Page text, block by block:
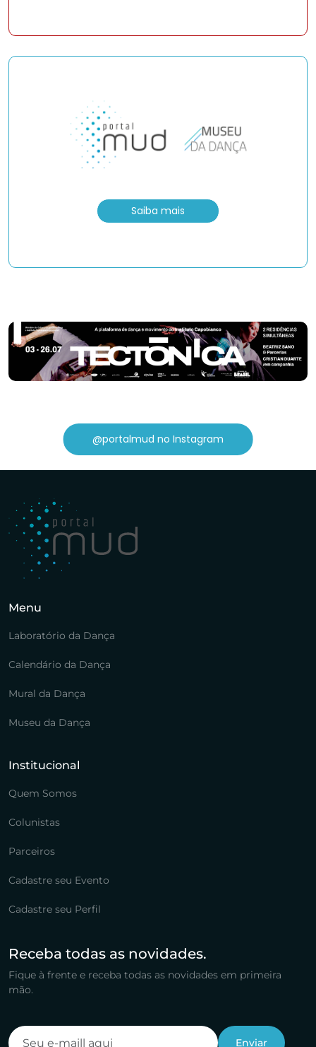
Saiba mais
@portalmud no Instagram
Menu
Laboratório da Dança
Calendário da Dança
Mural da Dança
Museu da Dança
Institucional
Quem Somos
Colunistas
Parceiros
Cadastre seu Evento
Cadastre seu Perfil
Receba todas as novidades.
Fique à frente e receba todas as novidades em primeira
mão.